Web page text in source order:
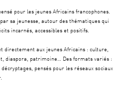
pour les jeunes Africains francophones.
sa jeunesse, autour des thématiques qui
incarnés, accessibles et positifs.
directement aux jeunes Africains : culture,
diaspora, patrimoine… Des formats variés :
pensés pour les réseaux sociaux